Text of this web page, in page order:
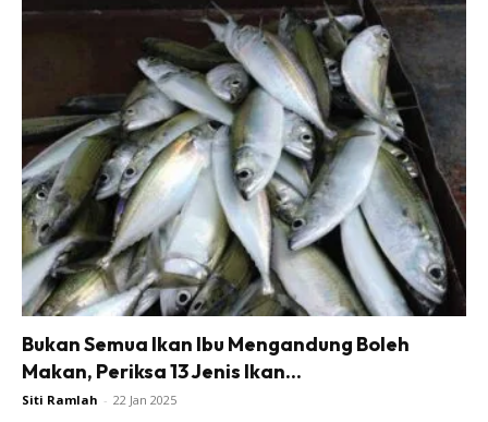
Bukan Semua Ikan Ibu Mengandung Boleh
Makan, Periksa 13 Jenis Ikan...
Siti Ramlah - 22 Jan 2025